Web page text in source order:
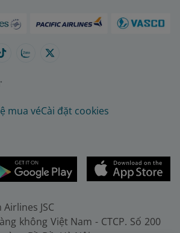
mua véCài đặt cookies
JSC
không Việt Nam - CTCP. Số 200